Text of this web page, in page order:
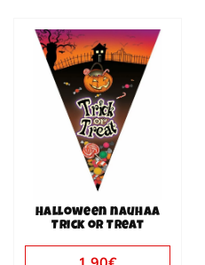
Halloween nauhaa
Trick or Treat